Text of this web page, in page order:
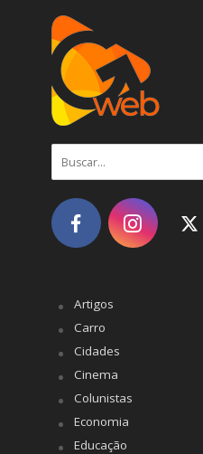
Artigos
Carro
Cidades
Cinema
Colunistas
Economia
Educação